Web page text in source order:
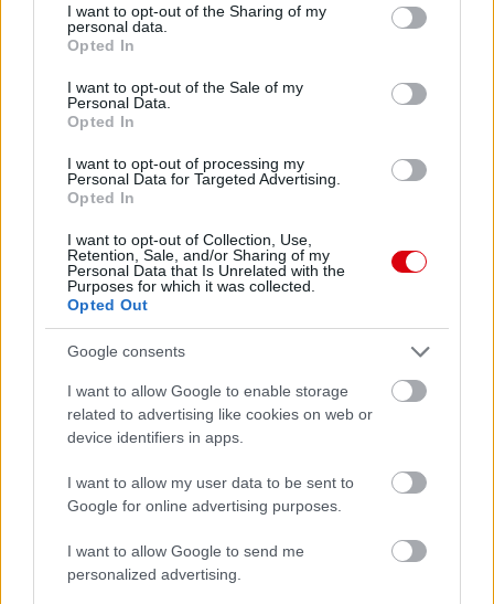
not limited to your visit or usage behaviour. You may click to
grant or deny consent to Google and its third-party tags to
use your data for below specified purposes in below Google
consent section.
I want to opt-out of the Sharing of my
personal data.
Opted In
I want to opt-out of the Sale of my
Personal Data.
Opted In
I want to opt-out of processing my
Personal Data for Targeted Advertising.
Opted In
I want to opt-out of Collection, Use,
Retention, Sale, and/or Sharing of my
Personal Data that Is Unrelated with the
Purposes for which it was collected.
Opted Out
Google consents
I want to allow Google to enable storage
related to advertising like cookies on web or
device identifiers in apps.
I want to allow my user data to be sent to
Google for online advertising purposes.
I want to allow Google to send me
personalized advertising.
Meccs Center
Paris Saint-Germain
Felkészülési szezon 4. mérkőzés
Nya Ullevi, Göteborg
1 nap 15 óra 32 perc 42 másodperc
ELŐZŐ MÉRKŐZÉSEK
Támogatás
Támogasd adományoddal